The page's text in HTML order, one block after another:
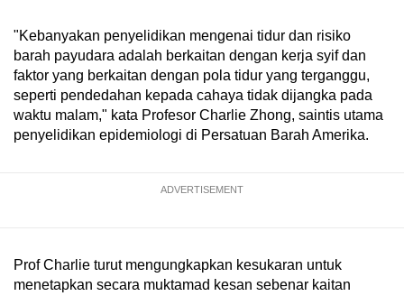
"Kebanyakan penyelidikan mengenai tidur dan risiko
barah payudara adalah berkaitan dengan kerja syif dan
faktor yang berkaitan dengan pola tidur yang terganggu,
seperti pendedahan kepada cahaya tidak dijangka pada
waktu malam," kata Profesor Charlie Zhong, saintis utama
penyelidikan epidemiologi di Persatuan Barah Amerika.
ADVERTISEMENT
Prof Charlie turut mengungkapkan kesukaran untuk
menetapkan secara muktamad kesan sebenar kaitan